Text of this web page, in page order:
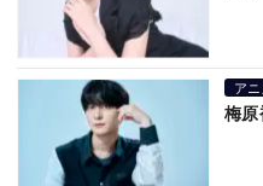
アニ
梅